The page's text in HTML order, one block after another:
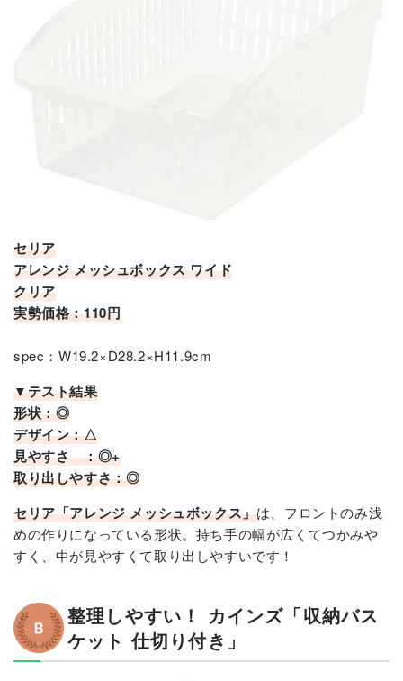
セリア
アレンジ メッシュボックス ワイド
クリア
実勢価格：110円
spec：W19.2×D28.2×H11.9cm
▼テスト結果
形状：◎
デザイン：△
見やすさ ：◎+
取り出しやすさ：◎
セリア「アレンジ メッシュボックス」は、フロントのみ浅
めの作りになっている形状。持ち手の幅が広くてつかみや
すく、中が見やすくて取り出しやすいです！
整理しやすい！ カインズ「収納バス
ケット 仕切り付き」